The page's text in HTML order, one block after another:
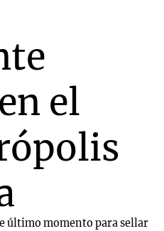
el
último momento para sellar